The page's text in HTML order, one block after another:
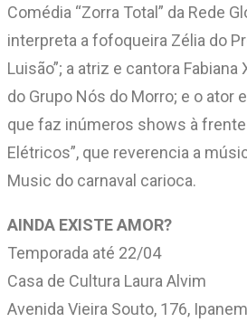
Comédia “Zorra Total” da Rede
interpreta a fofoqueira Zélia do
Luisão”; a atriz e cantora Fabiana
do Grupo Nós do Morro; e o ator
que faz inúmeros shows à frente
Elétricos”, que reverencia a
Music do carnaval carioca.
AINDA EXISTE AMOR?
Temporada até 22/04
Casa de Cultura Laura Alvim
Avenida Vieira Souto, 176,